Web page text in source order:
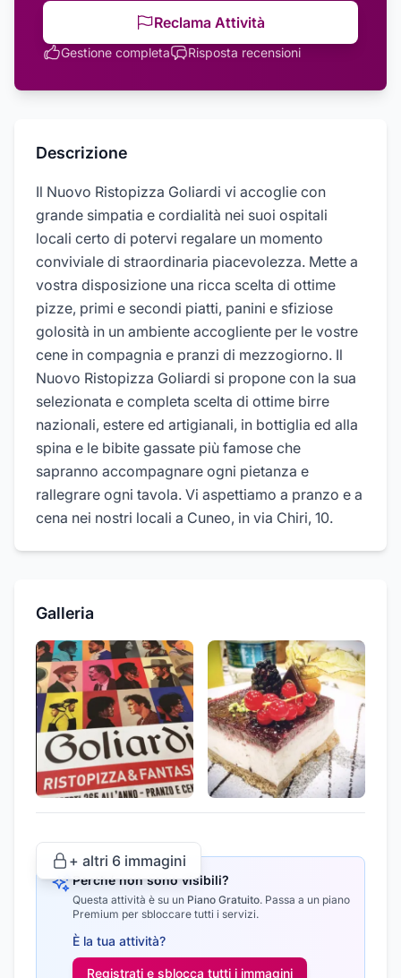
Reclama Attività
Gestione completa Risposta recensioni
Descrizione
Il Nuovo Ristopizza Goliardi vi accoglie con
grande simpatia e cordialità nei suoi ospitali
locali certo di potervi regalare un momento
conviviale di straordinaria piacevolezza. Mette a
vostra disposizione una ricca scelta di ottime
pizze, primi e secondi piatti, panini e sfiziose
golosità in un ambiente accogliente per le vostre
cene in compagnia e pranzi di mezzogiorno. Il
Nuovo Ristopizza Goliardi si propone con la sua
selezionata e completa scelta di ottime birre
nazionali, estere ed artigianali, in bottiglia ed alla
spina e le bibite gassate più famose che
sapranno accompagnare ogni pietanza e
rallegrare ogni tavola. Vi aspettiamo a pranzo e a
cena nei nostri locali a Cuneo, in via Chiri, 10.
Galleria
+ altri 6 immagini
Perché non sono visibili?
Questa attività è su un Piano Gratuito. Passa a un piano
Premium per sbloccare tutti i servizi.
È la tua attività?
Registrati e sblocca tutti i immagini